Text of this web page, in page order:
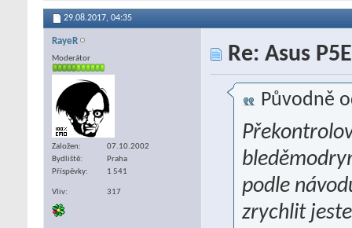
29.08.2017, 04:35
RayeR
Moderátor
Založen
07.10.2002
Bydliště
Praha
Příspěvky
1 541
Vliv 317
Re: Asus
Původně
podle
zrychlit